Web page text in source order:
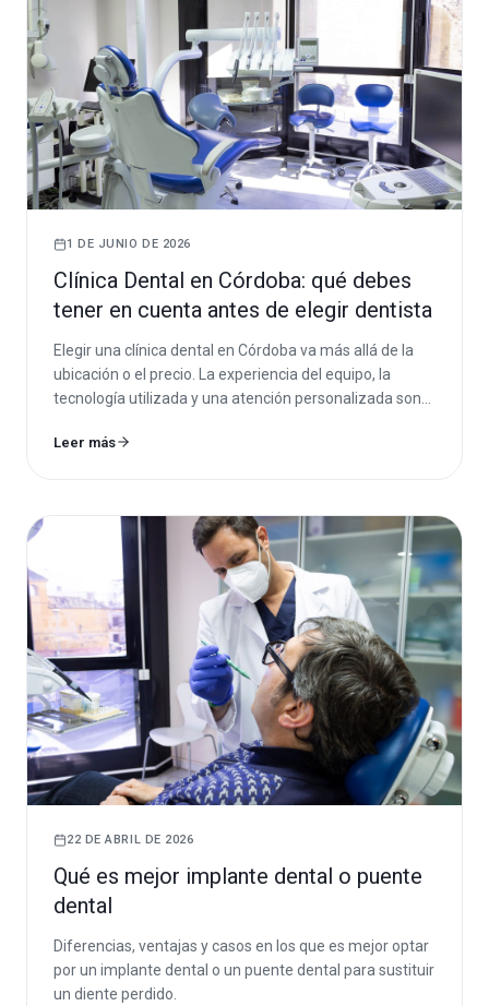
1 DE JUNIO DE 2026
Clínica Dental en Córdoba: qué debes
tener en cuenta antes de elegir dentista
Elegir una clínica dental en Córdoba va más allá de la
ubicación o el precio. La experiencia del equipo, la
tecnología utilizada y una atención personalizada son
Descubre qué aspectos debes valorar antes de elegir
Leer más
22 DE ABRIL DE 2026
Qué es mejor implante dental o puente
dental
Diferencias, ventajas y casos en los que es mejor optar
por un implante dental o un puente dental para sustituir
un diente perdido.